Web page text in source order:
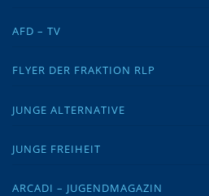
AFD – TV
FLYER DER FRAKTION RLP
JUNGE ALTERNATIVE
JUNGE FREIHEIT
ARCADI – JUGENDMAGAZIN